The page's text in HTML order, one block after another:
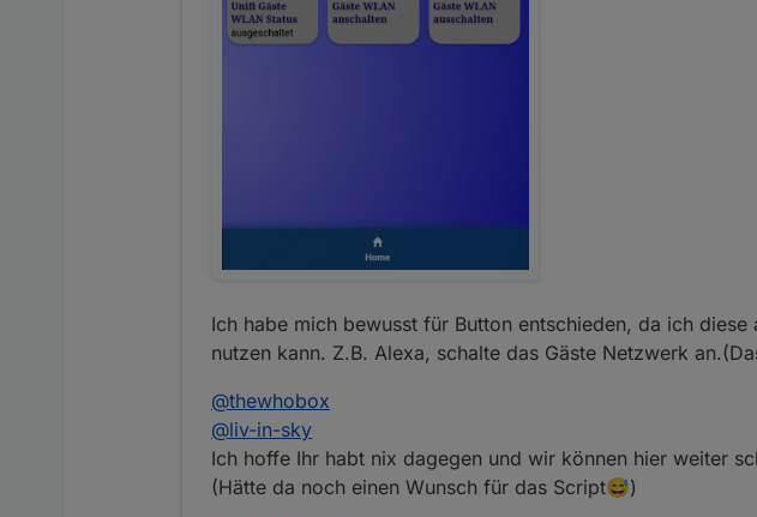
Ich habe mich bewusst für Button entschieden, da ich
nutzen kann. Z.B. Alexa, schalte das Gäste Netzwerk
@thewhobox
@liv-in-sky
Ich hoffe Ihr habt nix dagegen und wir können hier weiter
(Hätte da noch einen Wunsch für das Script😅)